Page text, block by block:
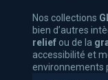
Nos collections
bien d’autres
reliefou de la
accessibilité et
environnements